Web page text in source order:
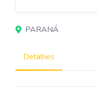
PARANÁ
Detalhes